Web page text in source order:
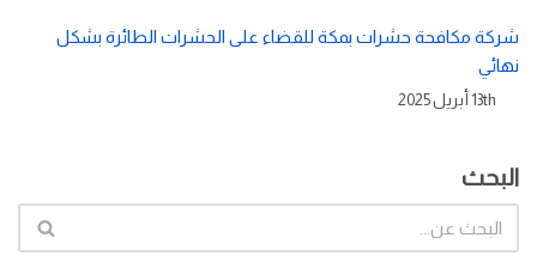
شركة مكافحة حشرات بمكة للقضاء على الحشرات الطائرة بشكل
نهائي
13th أبريل 2025
البحث